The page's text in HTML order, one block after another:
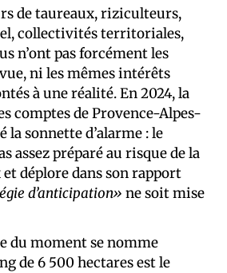
de taureaux, riziculteurs,
collectivités territoriales,
n’ont pas forcément les
ni les mêmes intérêts
à une réalité. En 2024, la
comptes de Provence-Alpes-
la sonnette d’alarme : le
assez préparé au risque de la
et déplore dans son rapport
d’anticipation» ne soit mise
du moment se nomme
de 6 500 hectares est le